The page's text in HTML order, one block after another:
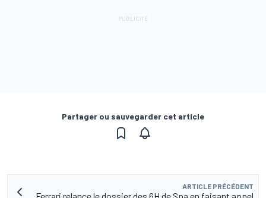
Partager ou sauvegarder cet article
ARTICLE PRÉCÉDENT